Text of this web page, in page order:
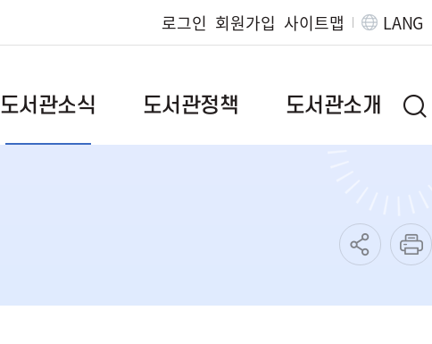
로그인 회원가입 사이트맵 LANG
도서관소식 도서관정책 도서관소개